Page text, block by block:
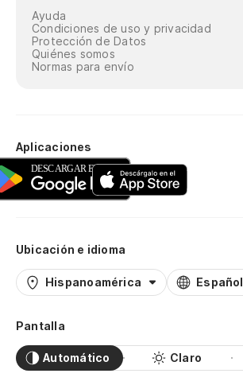
Ayuda
Condiciones de uso y privacidad
Protección de Datos
Quiénes somos
Normas para envío
Aplicaciones
Ubicación e idioma
Hispanoamérica Español
Pantalla
Automático Claro